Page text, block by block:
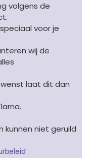
volgens de
voor je
wij de
laat dit dan
kunnen niet geruild